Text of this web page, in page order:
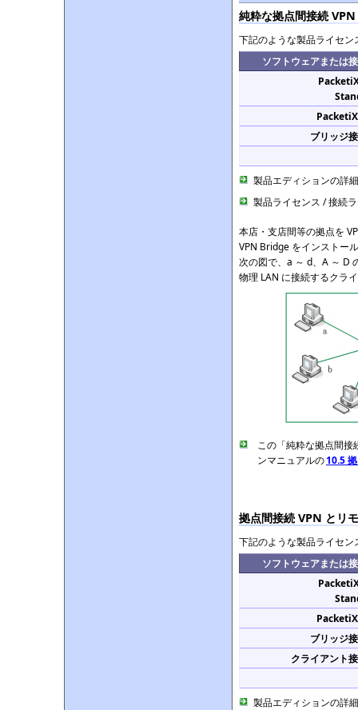
純粋な拠点間接続 VPN
下記のような製品ライセ
ソフトウェアまたは
ブリッジ
製品エディションの詳
製品ライセンス / 接続
本店・支店間等の拠点を
VPN Bridge をインストー
次の図で、a ～ d、A ～ D
物理 LAN に接続するクラ
この「純粋な拠点間接
ンマニュアルの10.5
拠点間接続 VPN とリ
下記のような製品ライセ
ソフトウェアまたは
ブリッジ
クライアント
製品エディションの詳